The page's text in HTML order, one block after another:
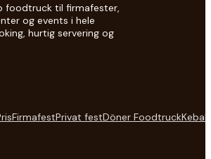
foodtruck til firmafester,
og events i hele
hurtig servering og
FirmafestPrivat festDöner Foodtruck